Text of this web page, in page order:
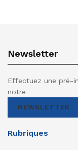
Newsletter
Effectuez une pré-
notre
NEWSLETTER
Rubriques